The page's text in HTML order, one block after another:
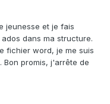
jeunesse et je fais
dans ma structure.
fichier word, je me suis
Bon promis, j'arrête de